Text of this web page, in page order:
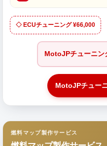
◇ ECUチューニング ¥66,000
MotoJPチューニン
MotoJPチュー
燃料マップ製作サービス